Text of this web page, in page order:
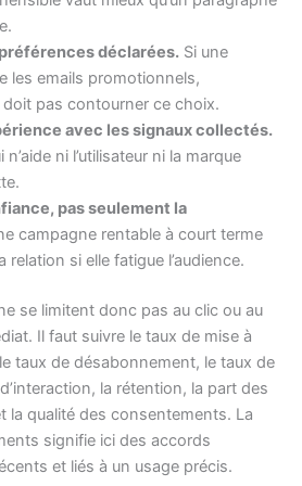
déclarées. Si une
les emails promotionnels,
doit pas contourner ce choix.
avec les signaux collectés.
ni l’utilisateur ni la marque
pas seulement la
campagne rentable à court terme
relation si elle fatigue l’audience.
se limitent donc pas au clic ou au
Il faut suivre le taux de mise à
taux de désabonnement, le taux de
la rétention, la part des
la qualité des consentements. La
signifie ici des accords
et liés à un usage précis.